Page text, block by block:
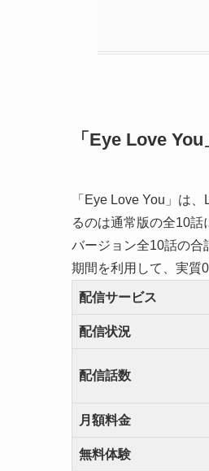
「Eye Love
「Eye Love You」は
るのは通常版の全10話
バージョン全10話の合
期間を利用して、実質
配信サービス
配信状況
配信話数
月額料金
無料体験